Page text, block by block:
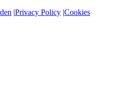
Privacy Policy Cookies